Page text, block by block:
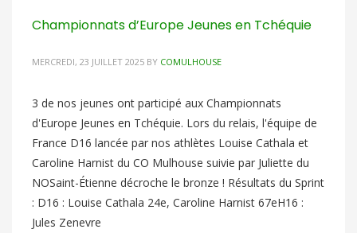
Championnats d’Europe Jeunes en Tchéquie
MERCREDI, 23 JUILLET 2025 BY COMULHOUSE
3 de nos jeunes ont participé aux Championnats
d'Europe Jeunes en Tchéquie. Lors du relais, l'équipe de
France D16 lancée par nos athlètes Louise Cathala et
Caroline Harnist du CO Mulhouse suivie par Juliette du
NOSaint-Étienne décroche le bronze ! Résultats du Sprint
: D16 : Louise Cathala 24e, Caroline Harnist 67eH16 :
Jules Zenevre